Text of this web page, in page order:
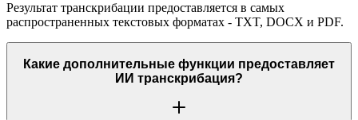
Результат транскрибации предоставляется в самых
распространенных текстовых форматах - TXT, DOCX и PDF.
Какие дополнительные функции предоставляет
ИИ транскрибация?